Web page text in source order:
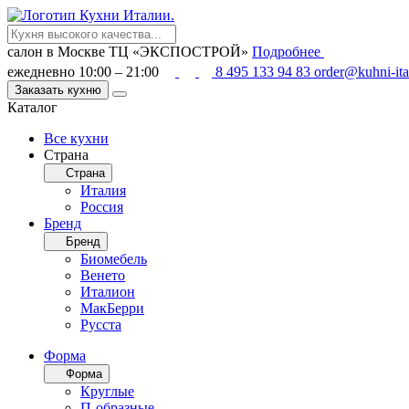
салон в Москве ТЦ «ЭКСПОСТРОЙ» Подробнее
ежедневно 10:00 – 21:00
8 495 133 94 83 order@kuhni-
Заказать кухню
Каталог
Все кухни
Страна
Страна
Италия
Россия
Бренд
Бренд
Биомебель
Венето
Италион
МакБерри
Русста
Форма
Форма
Круглые